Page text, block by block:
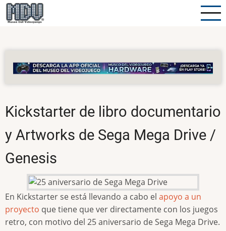
Pasar
al
Kickstarter de libro documentario
y Artworks de Sega Mega Drive /
Genesis
En Kickstarter se está llevando a cabo el apoyo a un
proyecto que tiene que ver directamente con los juegos
retro, con motivo del 25 aniversario de Sega Mega Drive.